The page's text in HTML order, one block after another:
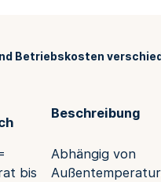
Betriebskosten
Beschreibung
bis
Abhängig von